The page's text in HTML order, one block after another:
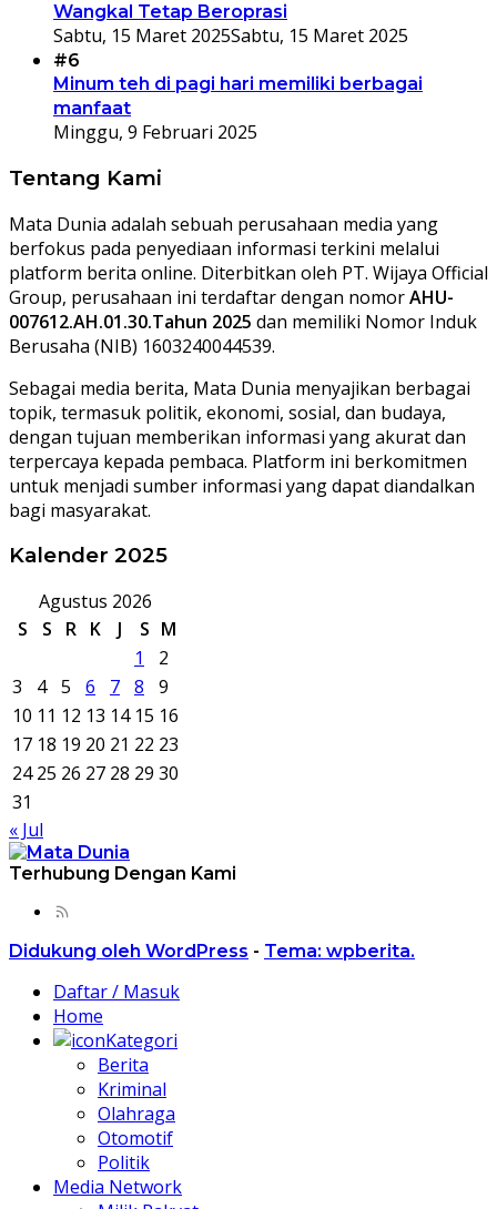
Wangkal Tetap Beroprasi
Sabtu, 15 Maret 2025Sabtu, 15 Maret 2025
#6
Minum teh di pagi hari memiliki berbagai
manfaat
Minggu, 9 Februari 2025
Tentang Kami
Mata Dunia adalah sebuah perusahaan media yang
berfokus pada penyediaan informasi terkini melalui
platform berita online. Diterbitkan oleh PT. Wijaya Official
Group, perusahaan ini terdaftar dengan nomorAHU-
007612.AH.01.30.Tahun 2025 dan memiliki Nomor Induk
Berusaha (NIB) 1603240044539.
Sebagai media berita, Mata Dunia menyajikan berbagai
topik, termasuk politik, ekonomi, sosial, dan budaya,
dengan tujuan memberikan informasi yang akurat dan
terpercaya kepada pembaca. Platform ini berkomitmen
untuk menjadi sumber informasi yang dapat diandalkan
bagi masyarakat.
Kalender 2025
Agustus 2026
S
S R K J S M
1
2
3
4 5 6 7 8
9
10 11 12 13 14 15 16
17 18 19 20 21 22 23
24 25 26 27 28 29 30
31
« Jul
Terhubung Dengan Kami
Didukung oleh WordPress - Tema: wpberita.
Daftar / Masuk
Home
Kategori
Berita
Kriminal
Olahraga
Otomotif
Politik
Media Network